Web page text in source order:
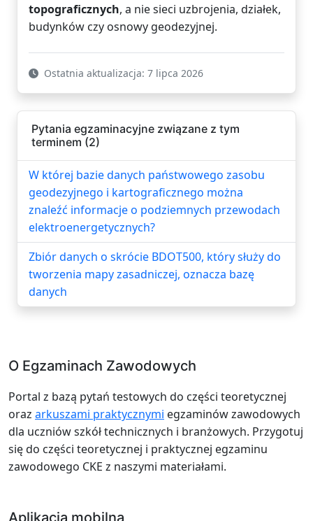
topograficznych, a nie sieci uzbrojenia, działek,
budynków czy osnowy geodezyjnej.
Ostatnia aktualizacja: 7 lipca 2026
Pytania egzaminacyjne związane z tym
terminem (2)
W której bazie danych państwowego zasobu
geodezyjnego i kartograficznego można
znaleźć informacje o podziemnych przewodach
elektroenergetycznych?
Zbiór danych o skrócie BDOT500, który służy do
tworzenia mapy zasadniczej, oznacza bazę
danych
O Egzaminach Zawodowych
Portal z bazą pytań testowych do części teoretycznej
oraz arkuszami praktycznymi egzaminów zawodowych
dla uczniów szkół technicznych i branżowych. Przygotuj
się do części teoretycznej i praktycznej egzaminu
zawodowego CKE z naszymi materiałami.
Aplikacja mobilna